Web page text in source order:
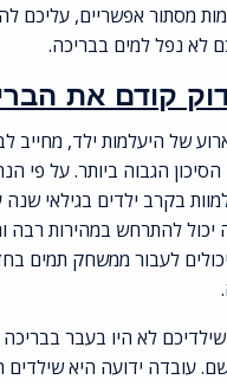
מסתור אפשריים, עליכם
לא נפל למים בבריכה.
קודם את
של היעלמות ילד, מחייב
הגבוה ביותר. על פי
בקרב ילדים בגילאי
יכול להתרחש במהירות רבה
יכולים לעבור ממשחק תמים
לא היו בעבר
עובדה ידועה היא שילדים